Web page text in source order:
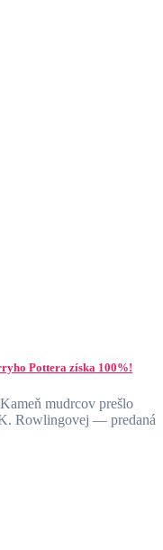
Pottera získa 100%!
mudrcov prešlo
Rowlingovej — predaná